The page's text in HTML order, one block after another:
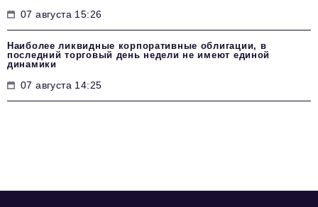
07 августа 15:26
Наиболее ликвидные корпоративные облигации, в
последний торговый день недели не имеют единой
динамики
07 августа 14:25